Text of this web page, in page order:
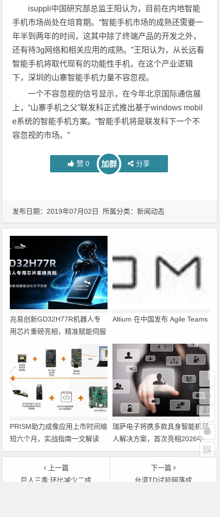
isuppli中国研究部总监王阳认为，目前在内地智能
手机市场尚处在培育期。“智能手机市场的成熟还需要一
年半到两年的时间，这其中除了终端产品的开发之外，
还有待3g网络和相关应用的成熟。”王阳认为，从长远看
智能手机将取代现有的功能性手机，在这个产业逻辑
下，深圳的山寨智能手机力量不容忽视。
一个不容忽视的信号显示，在今年北京国际通信展
上，“山寨手机之父”联发科正式推出基于windows mobil
e系统的智能手机方案。“智能手机将是联发科下一个不
容忽视的市场。”
赞 0 加群 分享
发布日期：2019年07月02日 所属分类：新闻动态
兆易创新GD32H77R机器人专
用芯片重磅亮相，精准赋能伺服
Altium 在中国发布 Agile Teams
PRISM助力成像应用上市时间缩
短六个月，实战指南一文解读
瑞萨电子将携多款具身智能机器
人解决方案，首次亮相2026中
国具身智能机器人产业大会
上一篇
巨人三季;环比减少二成
下一篇
台湾TD试验网落成